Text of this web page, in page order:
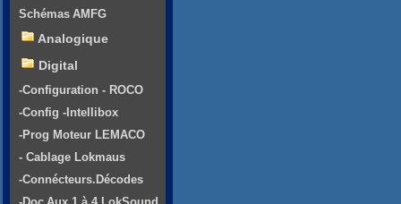
Schémas AMFG
Analogique
Digital
-Configuration - ROCO
-Config -Intellibox
-Prog Moteur LEMACO
- Cablage Lokmaus
-Connécteurs.Décodes